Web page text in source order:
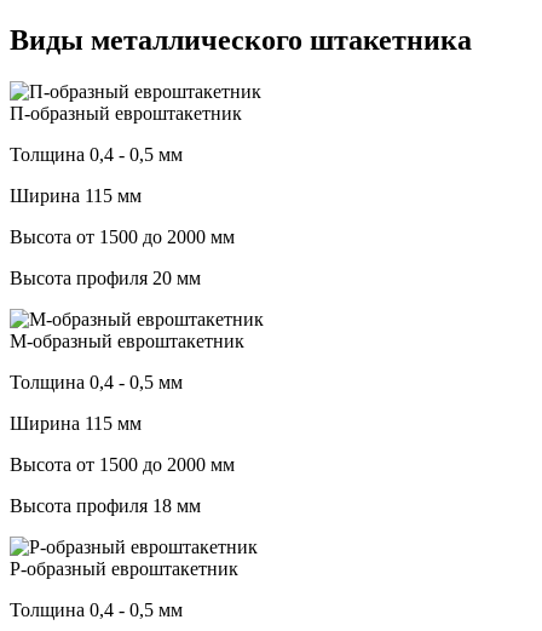
Виды металлического штакетника
П-образный евроштакетник
Толщина 0,4 - 0,5 мм
Ширина 115 мм
Высота от 1500 до 2000 мм
Высота профиля 20 мм
М-образный евроштакетник
Толщина 0,4 - 0,5 мм
Ширина 115 мм
Высота от 1500 до 2000 мм
Высота профиля 18 мм
Р-образный евроштакетник
Толщина 0,4 - 0,5 мм